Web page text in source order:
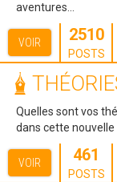
aventures...
VOIR 2510
POSTS
Quelles sont vos
dans cette
VOIR 461
POSTS